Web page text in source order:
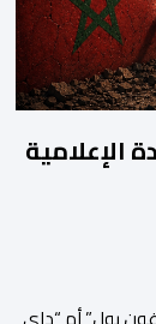
الإعلامية